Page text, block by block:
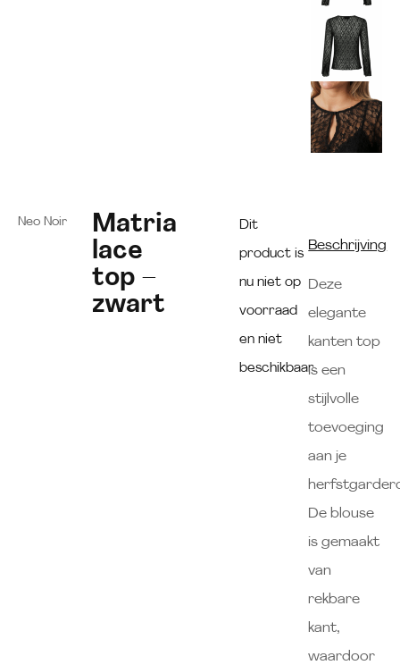
Neo Noir
Matria
lace
top –
zwart
Dit
product is
nu niet op
voorraad
en niet
beschikbaar.
Beschrijving
Deze
elegante
kanten top
is een
stijlvolle
toevoeging
aan je
De blouse
is gemaakt
van
rekbare
kant,
waardoor